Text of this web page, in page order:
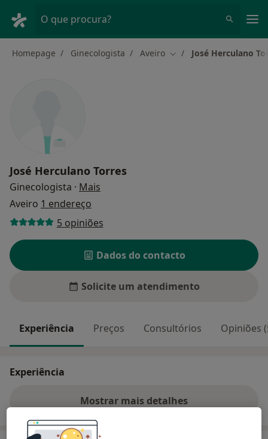
O que procura?
Homepage Ginecologista Aveiro Mudar de cidade
José Herculano
José Herculano Torres
Ginecologista · Mais
Aveiro 1 endereço
5 opiniões
Dados do contacto
Solicite um atendimento
Experiência Preços Consultórios Opiniões
Experiência
Mostrar mais detalhes
sobre a experiência